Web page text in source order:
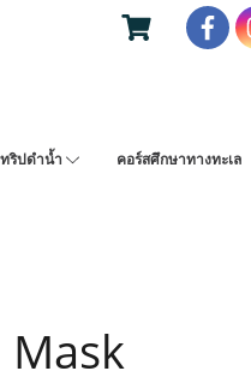
ทริปดำน้ำ คอร์สศึกษาทางทะเล
Mask